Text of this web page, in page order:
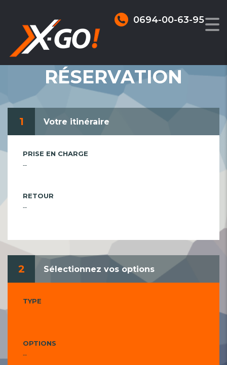
0694-00-63-95
RÉSERVATION
1 Votre itinéraire
PRISE EN CHARGE
--
RETOUR
--
2 Sélectionnez vos options
TYPE
OPTIONS
--